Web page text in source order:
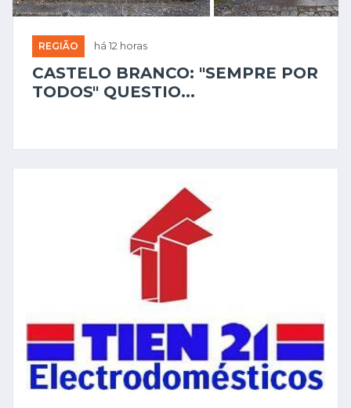
REGIÃO há 12 horas
CASTELO BRANCO: "SEMPRE POR
TODOS" QUESTIO...